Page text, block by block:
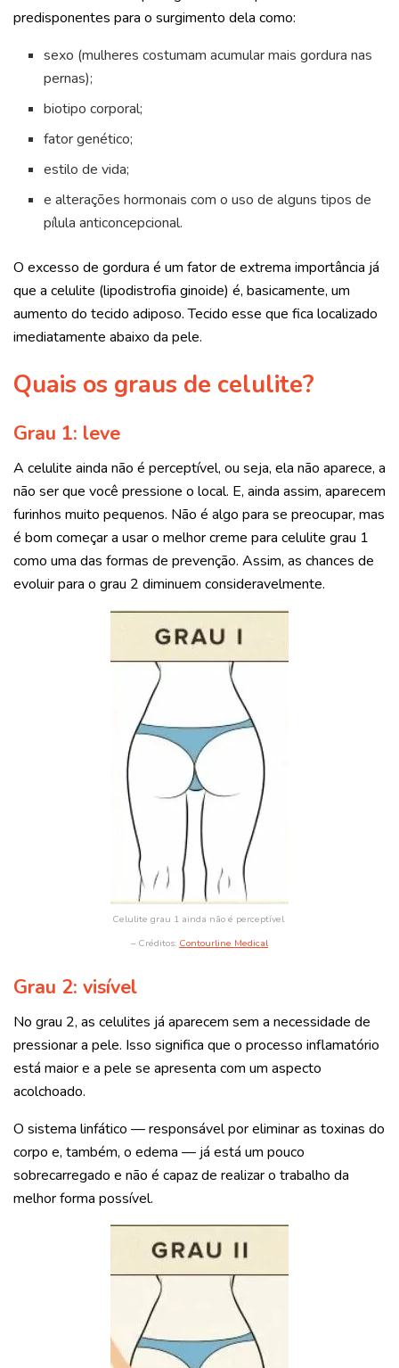
predisponentes para o surgimento dela como:
sexo (mulheres costumam acumular mais gordura nas
pernas);
biotipo corporal;
fator genético;
estilo de vida;
e alterações hormonais com o uso de alguns tipos de
pílula anticoncepcional.
O excesso de gordura é um fator de extrema importância já
que a celulite (lipodistrofia ginoide) é, basicamente, um
aumento do tecido adiposo. Tecido esse que fica localizado
imediatamente abaixo da pele.
Quais os graus de celulite?
Grau 1: leve
A celulite ainda não é perceptível, ou seja, ela não aparece, a
não ser que você pressione o local. E, ainda assim, aparecem
furinhos muito pequenos. Não é algo para se preocupar, mas
é bom começar a usar o melhor creme para celulite grau 1
como uma das formas de prevenção. Assim, as chances de
evoluir para o grau 2 diminuem consideravelmente.
Celulite grau 1 ainda não é perceptível
– Créditos: Contourline Medical
Grau 2: visível
No grau 2, as celulites já aparecem sem a necessidade de
pressionar a pele. Isso significa que o processo inflamatório
está maior e a pele se apresenta com um aspecto
acolchoado.
O sistema linfático — responsável por eliminar as toxinas do
corpo e, também, o edema — já está um pouco
sobrecarregado e não é capaz de realizar o trabalho da
melhor forma possível.